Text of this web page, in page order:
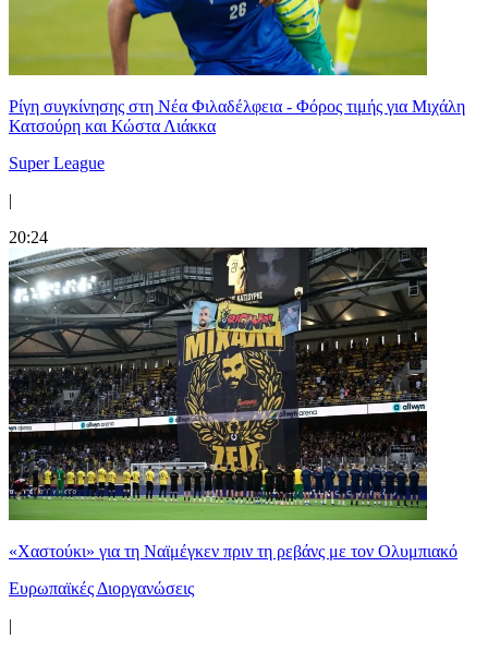
Ρίγη συγκίνησης στη Νέα Φιλαδέλφεια - Φόρος τιμής για Μιχάλη
Κατσούρη και Κώστα Λιάκκα
Super League
|
20:24
«Χαστούκι» για τη Ναϊμέγκεν πριν τη ρεβάνς με τον Ολυμπιακό
Ευρωπαϊκές Διοργανώσεις
|